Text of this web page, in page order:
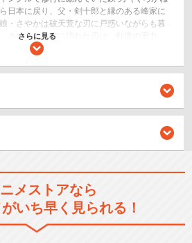
日本に戻り、父・剣十郎と縁のある峰家に
・さやかは破天荒な刃に戸惑いながらも暮
さやかの学校に訪れた刃は、剣道の実力
し）と運命的な出会いを果たす。その後、刃
風神剣」―古来より天地を揺るがしてきた
語が幕を開ける―
剣勇伝説YAIBA
さらに見る
メストアなら
いち早く見られる！